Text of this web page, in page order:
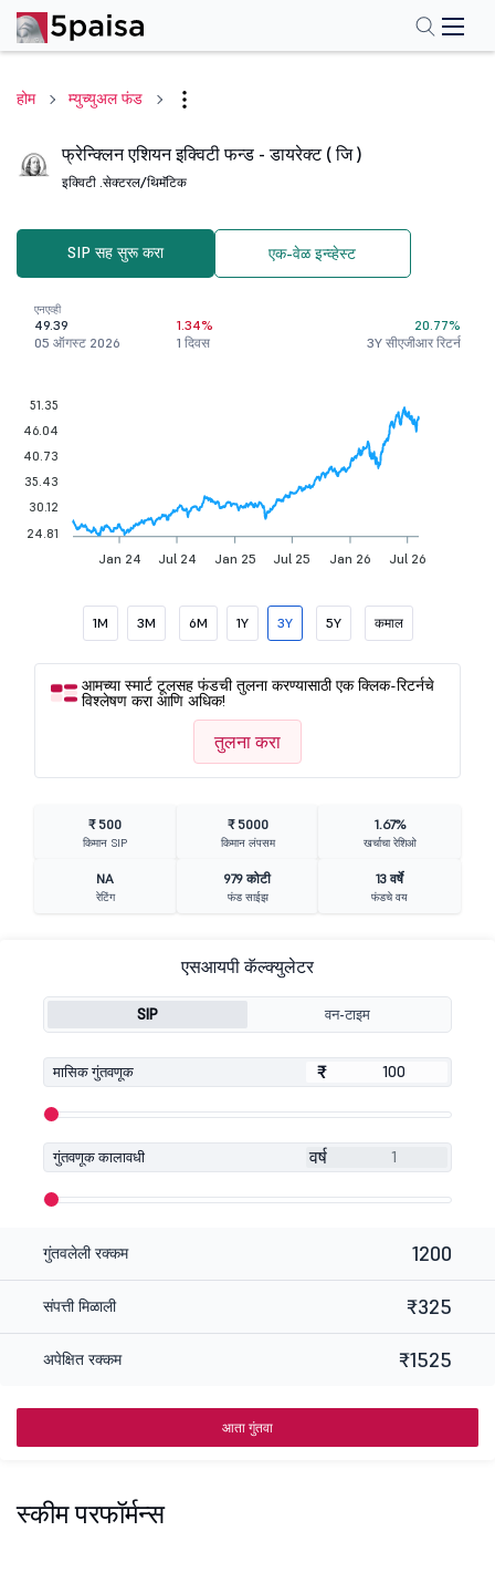
होम म्युच्युअल फंड
फ्रेन्क्लिन एशियन इक्विटी फन्ड - डायरेक्ट ( जि )
इक्विटी .सेक्टरल/थिमॅटिक
SIP सह सुरू करा एक-वेळ इन्व्हेस्ट
एनएव्ही
49.39
05 ऑगस्ट 2026
1.34%
1 दिवस
20.77%
3Y सीएजीआर रिटर्न
Jan 24 Jul 24 Jan 25 Jul 25 Jan 26 Jul 26
51.35
46.04
40.73
35.43
30.12
24.81
1M 3M 6M 1Y 3Y 5Y कमाल
आमच्या स्मार्ट टूलसह फंडची तुलना करण्यासाठी एक क्लिक-रिटर्नचे
विश्लेषण करा आणि अधिक!
तुलना करा
₹ 500
किमान SIP
₹ 5000
किमान लंपसम
1.67%
खर्चाचा रेशिओ
NA
रेटिंग
979 कोटी
फंड साईझ
13 वर्षे
फंडचे वय
एसआयपी कॅल्क्युलेटर
SIP वन-टाइम
मासिक गुंतवणूक ₹
₹
गुंतवणूक कालावधी वर्ष
गुंतवलेली रक्कम 1200
संपत्ती मिळाली ₹325
अपेक्षित रक्कम ₹1525
आता गुंतवा
स्कीम परफॉर्मन्स